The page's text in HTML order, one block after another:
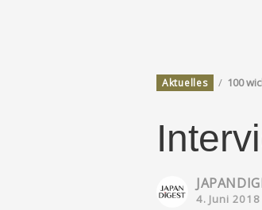
Aktuelles / 100
4. Juni